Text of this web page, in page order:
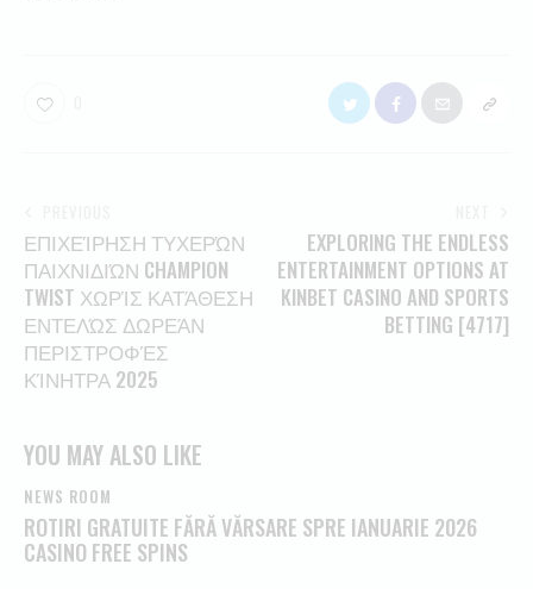
ΕΠΙΧΕΊΡΗΣΗ ΤΥΧΕΡΏΝ
ΠΑΙΧΝΙΔΙΏΝ CHAMPION
TWIST ΧΩΡΊΣ ΚΑΤΆΘΕΣΗ
ΕΝΤΕΛΏΣ ΔΩΡΕΆΝ
ΠΕΡΙΣΤΡΟΦΈΣ
ΚΊΝΗΤΡΑ 2025
EXPLORING THE ENDLESS
ENTERTAINMENT OPTIONS AT
KINBET CASINO AND SPORTS
BETTING [4717]
YOU MAY ALSO LIKE
NEWS ROOM
ROTIRI GRATUITE FĂRĂ VĂRSARE SPRE IANUARIE 2026
CASINO FREE SPINS